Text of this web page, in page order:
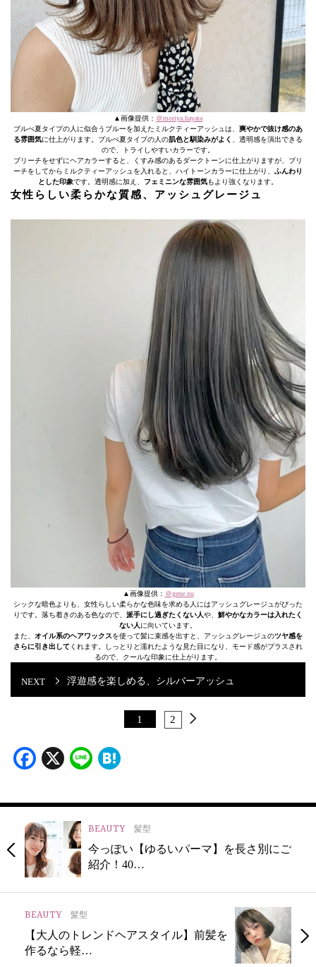
▲画像提供： ＠moriya.hayata
ブルべ夏タイプの人に似合うブルーを加えたミルクティーアッシュは、 爽やかで抜け感のあ
る雰囲気に仕上がります。ブルべ夏タイプの人の肌色と馴染みがよく
、透明感を演出できる
ので、トライしやすいカラーです。
ブリーチをせずにヘアカラーすると、くすみ感のあるダークトーンに仕上がりますが、ブリ
ーチをしてからミルクティーアッシュを入れると、ハイトーンカラーに仕上がり、 ふんわり
とした印象です。透明感に加え、 フェミニンな雰囲気もより強くなります。
女性らしい柔らかな質感、アッシュグレージュ
▲画像提供： ＠gene.nu
シックな暗色よりも、女性らしい柔らかな色味を求める人にはアッシュグレージュがぴった
りです。落ち着きのある色なので、 派手にし過ぎたくない人や、 鮮やかなカラーは入れたく
ない人に向いています。
また、 オイル系のヘアワックスを使って髪に束感を出すと、アッシュグレージュのツヤ感を
さらに引き出してくれます。しっとりと濡れたような見た目になり、モード感がプラスされ
るので、クールな印象に仕上がります。
浮遊感を楽しめる、シルバーアッシュ
1 2
Facebook
X Line
BEAUTY 髪型
今っぽい【ゆるいパーマ】を長さ別にご
紹介！40…
BEAUTY 髪型
【大人のトレンドヘアスタイル】前髪を
作るなら軽…